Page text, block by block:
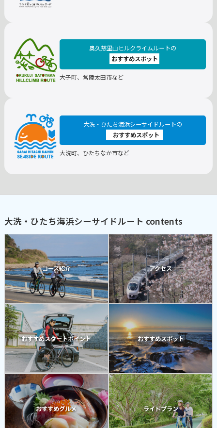
奥久慈里山ヒルクライムルートの
おすすめスポット
大子町、常陸太田市など
大洗・ひたち海浜シーサイドルートの
おすすめスポット
大洗町、ひたちなか市など
大洗・ひたち海浜シーサイドルート contents
コース紹介 アクセス
おすすめスタートポイント おすすめスポット
おすすめグルメ ライドプラン